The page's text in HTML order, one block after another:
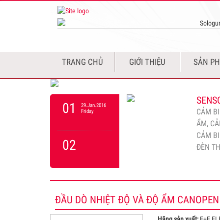
TRANG CHỦ GIỚI THIỆU SẢN
việc
4
01
29.Jan.2016
Friday
02
CẢM
ẨM,
CẢM
ĐÈN
02
27.Dec.2025
NTU,
BIẾN
ĐẦU DÒ NHIỆT ĐỘ VÀ ĐỘ ẨM